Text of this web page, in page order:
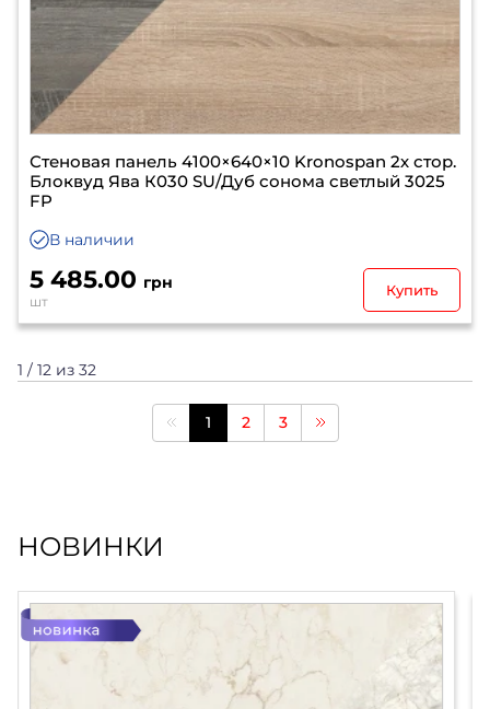
Стеновая панель 4100×640×10 Kronospan 2х стор.
Блоквуд Ява К030 SU/Дуб сонома светлый 3025
FP
В наличии
5 485.00 грн
шт
Купить
1 / 12 из 32
1 2 3
НОВИНКИ